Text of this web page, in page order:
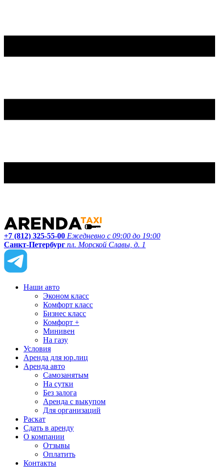
+7 (812) 325-55-00 Ежедневно с 09:00 до 19:00
Санкт-Петербург пл. Морской Славы, д. 1
Наши авто
Эконом класс
Комфорт класс
Бизнес класс
Комфорт +
Минивен
На газу
Условия
Аренда для юр.лиц
Аренда авто
Самозанятым
На сутки
Без залога
Аренда с выкупом
Для организаций
Раскат
Сдать в аренду
О компании
Отзывы
Оплатить
Контакты